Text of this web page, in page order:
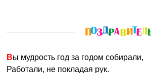
Вы мудрость год за годом собирали,
Работали, не покладая рук.